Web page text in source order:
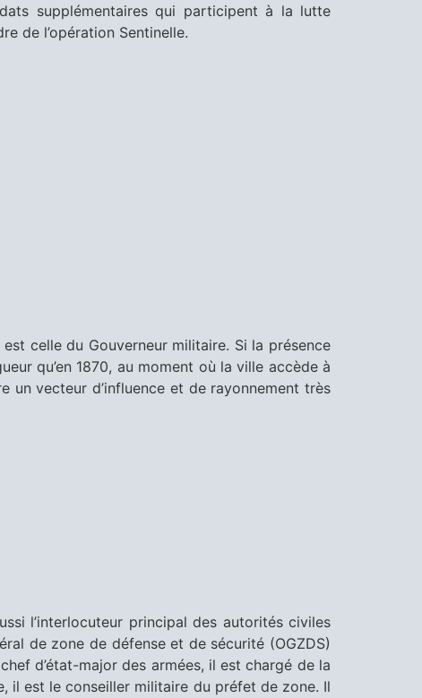
supplémentaires qui participent à la lutte
de l’opération Sentinelle.
celle du Gouverneur militaire. Si la présence
qu’en 1870, au moment où la ville accède à
un vecteur d’influence et de rayonnement très
l’interlocuteur principal des autorités civiles
de zone de défense et de sécurité (OGZDS)
d’état-major des armées, il est chargé de la
il est le conseiller militaire du préfet de zone. Il